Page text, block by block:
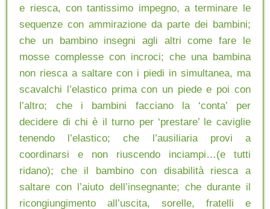
e riesca, con tantissimo impegno, a terminare le
sequenze con ammirazione da parte dei bambini;
che un bambino insegni agli altri come fare le
mosse complesse con incroci; che una bambina
non riesca a saltare con i piedi in simultanea, ma
scavalchi l’elastico prima con un piede e poi con
l’altro; che i bambini facciano la ‘conta’ per
decidere di chi è il turno per ‘prestare’ le caviglie
tenendo l’elastico; che l’ausiliaria provi a
coordinarsi e non riuscendo inciampi…(e tutti
ridano); che il bambino con disabilità riesca a
saltare con l’aiuto dell’insegnante; che durante il
ricongiungimento all’uscita, sorelle, fratelli e